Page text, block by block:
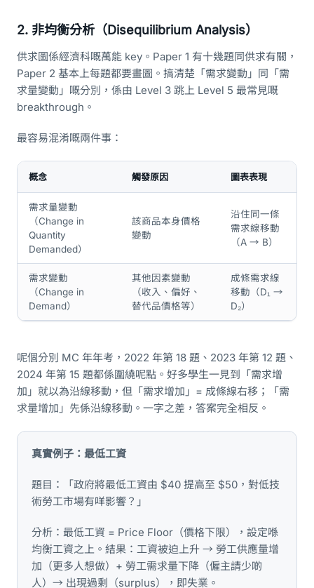
2. 非均衡分析（Disequilibrium Analysis）
供求圖係經濟科嘅萬能 key。Paper 1 有十幾題同供求有關，
Paper 2 基本上每題都要畫圖。搞清楚「需求變動」同「需
求量變動」嘅分別，係由 Level 3 跳上 Level 5 最常見嘅
breakthrough。
最容易混淆嘅兩件事：
概念 觸發原因 圖表表現
需求量變動
（Change in
Quantity
Demanded）
該商品本身價格
變動
沿住同一條
需求線移動
（A → B）
需求變動
（Change in
Demand）
其他因素變動
（收入、偏好、
替代品價格等）
成條需求線
移動（D₁ →
D₂）
呢個分別 MC 年年考，2022 年第 18 題、2023 年第 12 題、
2024 年第 15 題都係圍繞呢點。好多學生一見到「需求增
加」就以為沿線移動，但「需求增加」= 成條線右移；「需
求量增加」先係沿線移動。一字之差，答案完全相反。
真實例子：最低工資
題目：「政府將最低工資由 $40 提高至 $50，對低技
術勞工市場有咩影響？」
分析：最低工資 = Price Floor（價格下限），設定喺
均衡工資之上。結果：工資被迫上升 → 勞工供應量增
加（更多人想做）+ 勞工需求量下降（僱主請少啲
人）→ 出現過剩（surplus），即失業。